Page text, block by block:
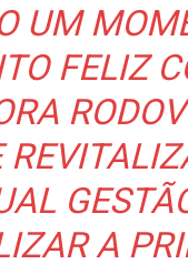
UM
FELIZ
A